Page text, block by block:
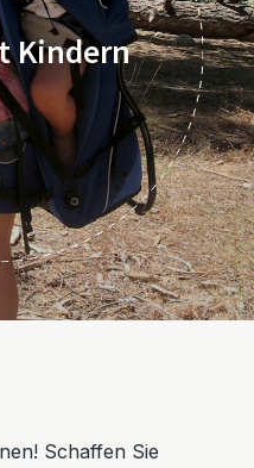
Kindern
Schaffen Sie